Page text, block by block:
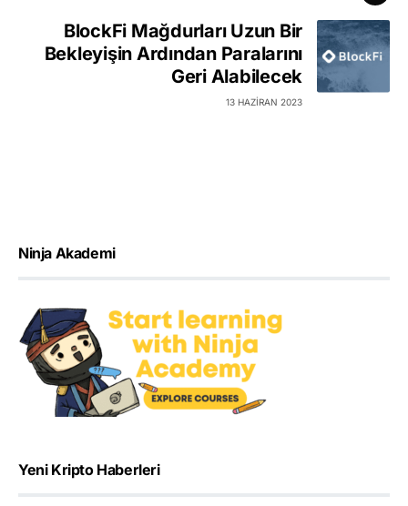
BlockFi Mağdurları Uzun Bir
Bekleyişin Ardından Paralarını
Geri Alabilecek
13 HAZIRAN 2023
Ninja Akademi
Yeni Kripto Haberleri